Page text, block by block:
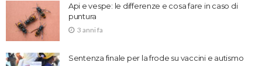
Api e vespe: le differenze e cosa fare in caso di
puntura
3 anni fa
Sentenza finale per la frode su vaccini e autismo